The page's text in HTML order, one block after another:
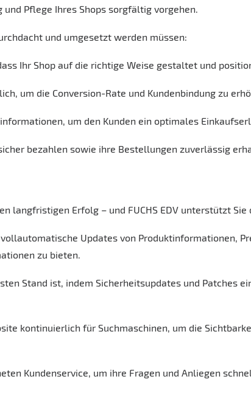
Pflege Ihres Shops sorgfältig vorgehen.
und umgesetzt werden müssen:
Ihr Shop auf die richtige Weise gestaltet und
um die Conversion-Rate und Kundenbindung zu
um den Kunden ein optimales
bezahlen sowie ihre Bestellungen zuverlässig
langfristigen Erfolg – und FUCHS EDV unterstützt Sie
Updates von Produktinformationen,
zu bieten.
Stand ist, indem Sicherheitsupdates und Patches
kontinuierlich für Suchmaschinen, um die
Kundenservice, um ihre Fragen und Anliegen